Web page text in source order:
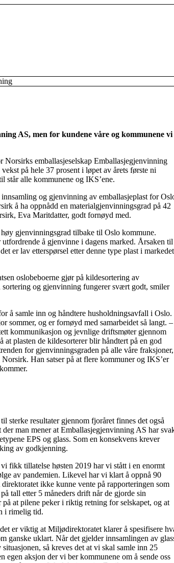
AS, men for kundene våre og kommunene vi
emballasjeselskap Emballasjegjenvinning
på hele 37 prosent i løpet av årets første ni
står alle kommunene og IKS’ene.
og gjenvinning av emballasjeplast for
å ha oppnådd en materialgjenvinningsgrad på 42
Eva Maritdatter, godt fornøyd med.
gjenvinningsgrad tilbake til Oslo kommune.
å gjenvinne i dagens marked. Årsaken til
er lav etterspørsel etter denne type plast i markedet
oslobeboerne gjør på kildesortering av
sortering og gjenvinning fungerer svært godt, smiler
å samle inn og håndtere husholdningsavfall i Oslo.
sommer, og er fornøyd med samarbeidet så langt. –
kommunikasjon og jevnlige driftsmøter gjennom
plasten de kildesorterer blir håndtert på en god
for gjenvinningsgraden på alle våre fraksjoner,
Han satser på at flere kommuner og IKS’er
sterke resultater gjennom fjoråret finnes det også
man mener at Emballasjegjenvinning AS har
EPS og glass. Som en konsekvens krever
av godkjenning.
fikk tillatelse høsten 2019 har vi stått i en enormt
av pandemien. Likevel har vi klart å oppnå 90
ikke kunne vente på rapporteringen som
tall etter 5 måneders drift når de gjorde sin
at pilene peker i riktig retning for selskapet, og at
i rimelig tid.
er viktig at Miljødirektoratet klarer å spesifisere
ganske uklart. Når det gjelder innsamlingen av
så kreves det at vi skal samle inn 25
aksjon der vi ber kommunene om å sende oss